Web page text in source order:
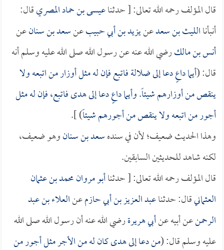
قال المؤلف رحمه الله تعالى: [ حدثناعيسى بن حماد المصريقال:
أنبأناالليث بن سعدعنيزيد بن أبي حبيبعنسعد بن سنانعن
أنس بن مالكرضي الله عنه عن رسول الله صلى الله عليه وسلم أنه
قال: (أيما داعٍ دعا إلى ضلالة فاتبع فإن له مثل أوزار من اتبعه ولا
ينقص من أوزارهم شيئاً. وأيما داعٍ دعا إلى هدى فاتبع، فإن له مثل
أجور من اتبعه ولا ينقص من أجورهم شيئاً) ].
وهذا الحديث ضعيف؛ لأن في سندهسعد بن سنانوهو ضعيف،
لكنه شاهد للحديثين السابقين.
قال المؤلف رحمه الله تعالى: [ حدثناأبو مروان محمد بن عثمان
العثمانيقال: حدثناعبد العزيز بن أبي حازمعنالعلاء بن عبد
الرحمنعن أبيه عنأبي هريرةرضي الله عنه أن رسول الله صلى الله
عليه وسلم قال: (من دعا إلى هدى كان له من الأجر مثل أجور من